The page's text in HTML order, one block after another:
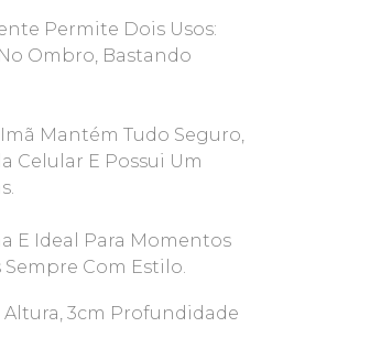
Permite Dois Usos:
Ombro, Bastando
Mantém Tudo Seguro,
Celular E Possui Um
E Ideal Para Momentos
Com Estilo.
Altura, 3cm Profundidade